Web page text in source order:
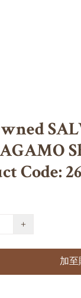
Code:
+
加至